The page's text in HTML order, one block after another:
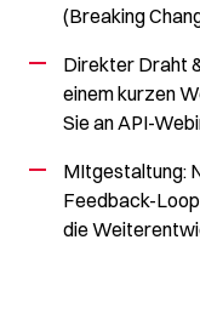
(Breaking
Direkter Draht
einem kurzen
Sie an API-
MItgestaltung:
Feedback-
die